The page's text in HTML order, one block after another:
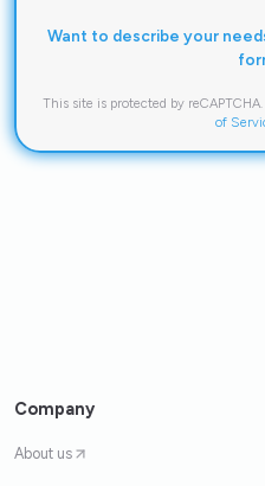
Want to describe your
This site is protected by
of
Company
About us